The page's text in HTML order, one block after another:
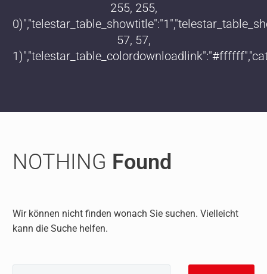
255, 255,
57, 57,
NOTHING Found
Wir können nicht finden wonach Sie suchen. Vielleicht
kann die Suche helfen.